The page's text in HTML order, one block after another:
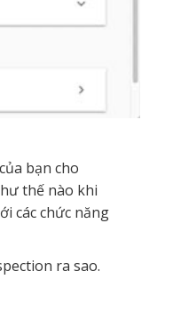
bạn cho
thế nào khi
các chức năng
ra sao.